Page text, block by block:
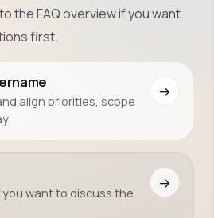
the FAQ overview if you want
first.
align priorities, scope
→
want to discuss the
→